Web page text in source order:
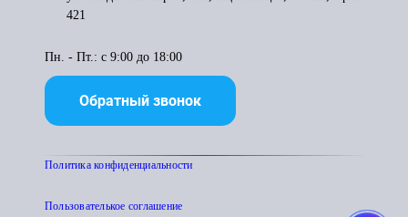
421
Пн. - Пт.: с 9:00 до 18:00
Обратный звонок
Политика конфиденциальности
Пользователькое соглашение